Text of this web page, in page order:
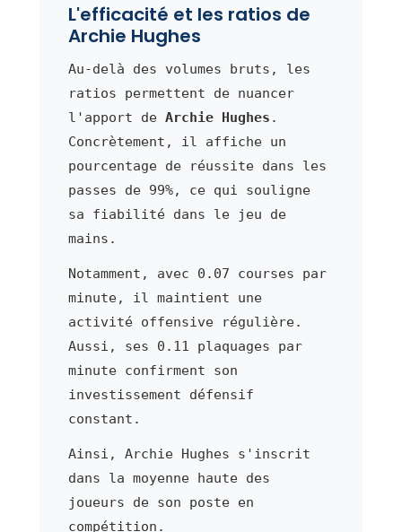
L'efficacité et les ratios de
Archie Hughes
Au-delà des volumes bruts, les
ratios permettent de nuancer
l'apport de Archie Hughes .
Concrètement, il affiche un
pourcentage de réussite dans les
passes de 99%, ce qui souligne
sa fiabilité dans le jeu de
mains.
Notamment, avec 0.07 courses par
minute, il maintient une
activité offensive régulière.
Aussi, ses 0.11 plaquages par
minute confirment son
investissement défensif
constant.
Ainsi, Archie Hughes s'inscrit
dans la moyenne haute des
joueurs de son poste en
compétition.